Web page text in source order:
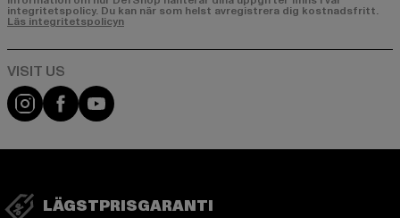
integritetspolicy. Du kan när som helst avregistrera dig kostnadsfritt.
Läs integritetspolicyn
Visit our Instagram page:
Visit our Facebook page:
Visit our YouTube channel:
LÄGSTPRISGARANTI